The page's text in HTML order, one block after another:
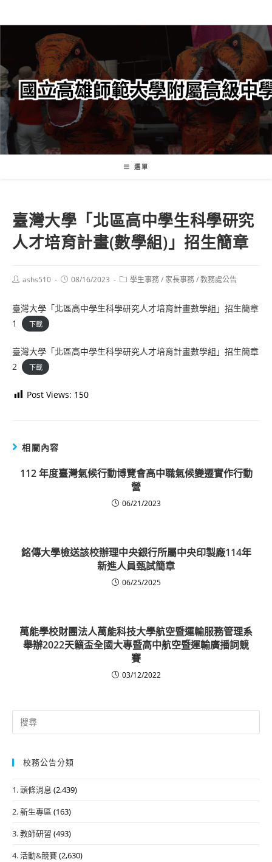
轉
要
內
容
選單
臺灣大學「北區高中學生科學研究
人才培育計畫(數學組)」招生簡章
Postashs510
Post08/16/2023
Post學生事務/ 家長事務/教務處公告
臺灣大學「北區高中學生科學研究人才培育計畫數學組」招生簡章
1
下載
臺灣大學「北區高中學生科學研究人才培育計畫數學組」招生簡章
2
下載
Post Views: 150
相關內容
112 年度臺灣氣候行動博覽會高中職氣候變遷實作行動
營
06/21/2023
銘傳大學檢送該校辦理中央銀行所屬中央印製廠114年
新進人員甄試簡章
06/25/2025
萬能學校財團法人萬能科技大學航空暨運輸服務管理系
舉辦2022天籟盃全國大專暨高中航空暨運輸廣播詞競
賽
03/12/2022
Search
for:
校務公告分類
1. 頭條消息 (2,439)
2. 新生專區 (163)
3. 教師研習 (493)
4. 活動&競賽(2,630)